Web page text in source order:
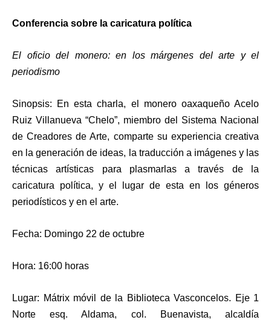
Conferencia sobre la caricatura política
El oficio del monero: en los márgenes del arte y el
periodismo
Sinopsis: En esta charla, el monero oaxaqueño Acelo
Ruiz Villanueva “Chelo”, miembro del Sistema Nacional
de Creadores de Arte, comparte su experiencia creativa
en la generación de ideas, la traducción a imágenes y las
técnicas artísticas para plasmarlas a través de la
caricatura política, y el lugar de esta en los géneros
periodísticos y en el arte.
Fecha: Domingo 22 de octubre
Hora: 16:00 horas
Lugar: Mátrix móvil de la Biblioteca Vasconcelos. Eje 1
Norte esq. Aldama, col. Buenavista, alcaldía